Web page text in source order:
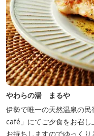
やわらの湯 まるや
伊勢で唯一の天然温泉の
café」にてご夕食をお召
お持ちしますのでゆっく